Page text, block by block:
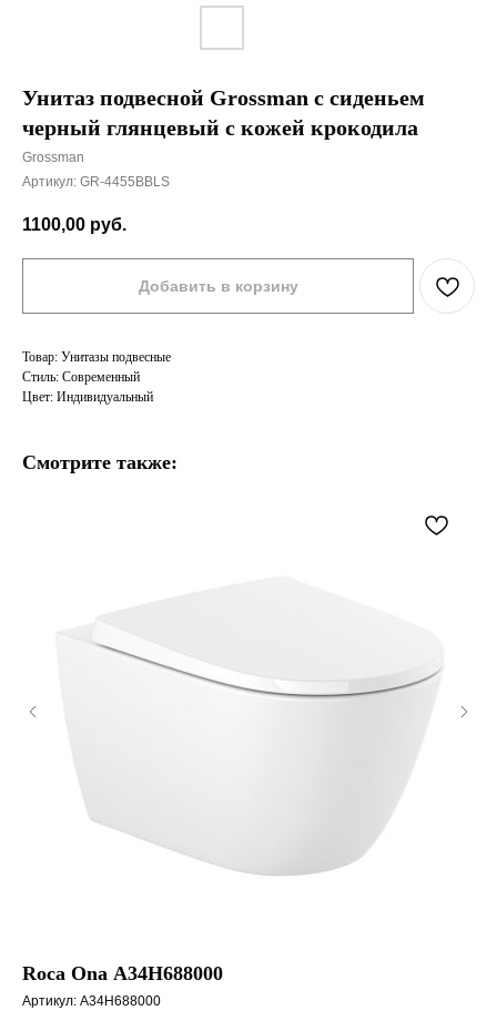
Унитаз подвесной Grossman с сиденьем
черный глянцевый с кожей крокодила
Grossman
Артикул: GR-4455BBLS
1100,00 руб.
Добавить в корзину
Товар: Унитазы подвесные
Стиль: Современный
Цвет: Индивидуальный
Смотрите также:
Roca Ona A34H688000
Артикул: A34H688000